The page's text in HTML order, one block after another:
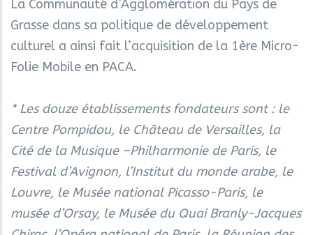
La Communauté d’Agglomération du Pays de
Grasse dans sa politique de développement
culturel a ainsi fait l’acquisition de la 1ère Micro-
Folie Mobile en PACA.
* Les douze établissements fondateurs sont : le
Centre Pompidou, le Château de Versailles, la
Cité de la Musique –Philharmonie de Paris, le
Festival d’Avignon, l’Institut du monde arabe, le
Louvre, le Musée national Picasso-Paris, le
musée d’Orsay, le Musée du Quai Branly-Jacques